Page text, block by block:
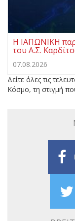
Η ΙΑΠΩΝΙΚΗ
του Α.Σ.
07.08.2026
Δείτε όλες τις
Κόσμο, τη στιγμή